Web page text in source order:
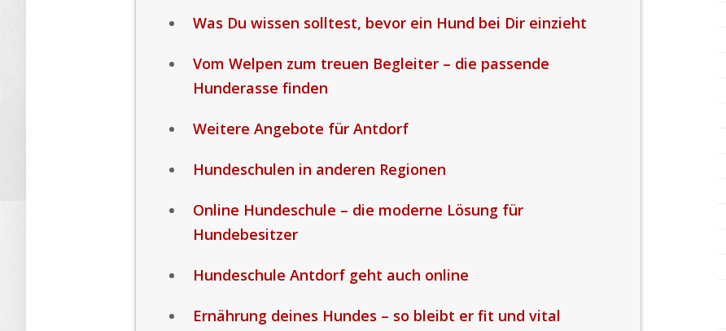
Was Du wissen solltest, bevor ein Hund bei Dir einzieht
Vom Welpen zum treuen Begleiter – die passende
Hunderasse finden
Weitere Angebote für Antdorf
Hundeschulen in anderen Regionen
Online Hundeschule – die moderne Lösung für
Hundebesitzer
Hundeschule Antdorf geht auch online
Ernährung deines Hundes – so bleibt er fit und vital